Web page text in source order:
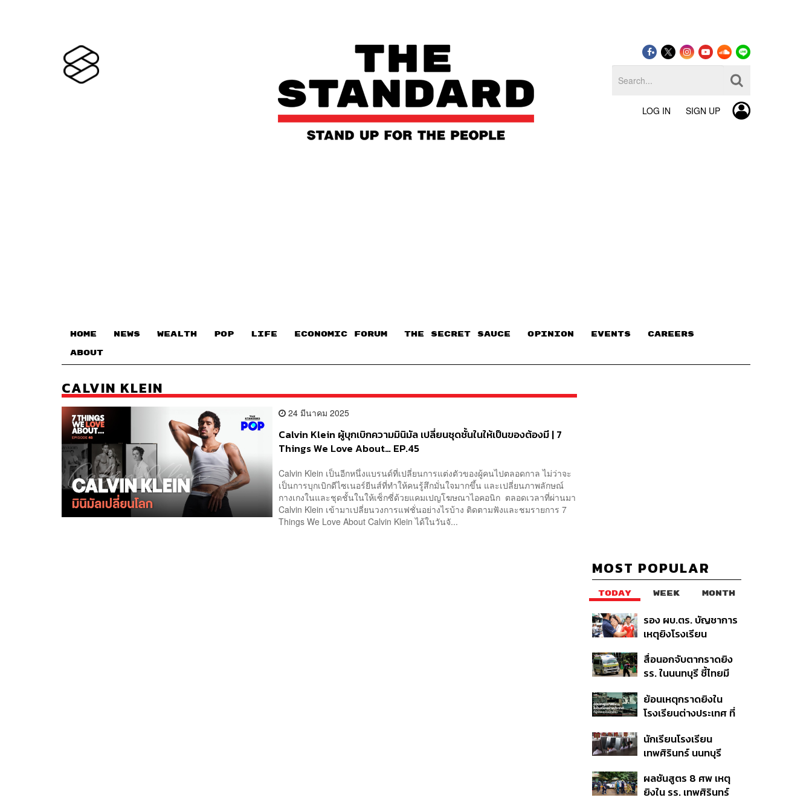
LOG IN SIGN UP
HOME NEWS WEALTH POP LIFE ECONOMIC FORUM THE SECRET SAUCE​ OPINION EVENTS CAREERS
ABOUT
CALVIN KLEIN
24 มีนาคม 2025
Calvin Klein ผู้บุกเบิกความมินิมัล เปลี่ยนชุดชั้นในให้เป็นของต้องมี | 7
Things We Love About… EP.45
Calvin Klein เป็นอีกหนึ่งแบรนด์ที่เปลี่ยนการแต่งตัวของผู้คนไปตลอดกาล ไม่ว่าจะ
เป็นการบุกเบิกดีไซเนอร์ยีนส์ที่ทำให้คนรู้สึกมั่นใจมากขึ้น และเปลี่ยนภาพลักษณ์
กางเกงในและชุดชั้นในให้เซ็กซี่ด้วยแคมเปญโฆษณาไอคอนิก ตลอดเวลาที่ผ่านมา
Calvin Klein เข้ามาเปลี่ยนวงการแฟชั่นอย่างไรบ้าง ติดตามฟังและชมรายการ 7
Things We Love About Calvin Klein ได้ในวันจั...
MOST POPULAR
TODAY WEEK MONTH
รอง ผบ.ตร. บัญชาการ
เหตุยิงโรงเรียน
ค้นหา 2 รอบยืนยันไร้คน
ติดค้าง พบศพปู่-ย่าที่
สื่อนอกจับตากราดยิง
รร. ในนนทบุรี ชี้ไทยมี
ในระดับต้นของภูมิภาค
ย้อนเหตุกราดยิงใน
โรงเรียนต่างประเทศ ที่
นักเรียนโรงเรียน
เทพศิรินทร์ นนทบุรี
ปลอดภัยชั่วคราว หลัง
เหตุใช้อาวุธปืนภายใน
ผลชันสูตร 8 ศพ เหตุ
ยิงใน รร. เทพศิรินทร์